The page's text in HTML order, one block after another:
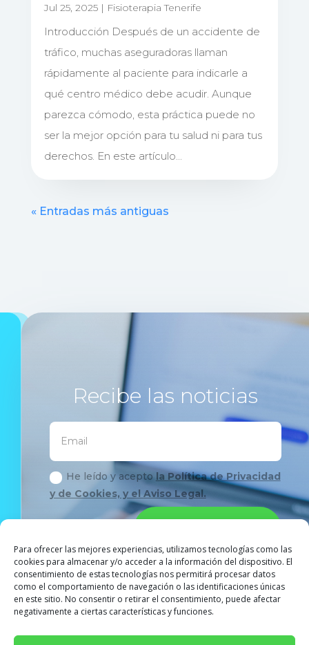
Para ofrecer las mejores experiencias, utilizamos tecnologías como las
cookies para almacenar y/o acceder a la información del dispositivo. El
consentimiento de estas tecnologías nos permitirá procesar datos
como el comportamiento de navegación o las identificaciones únicas
en este sitio. No consentir o retirar el consentimiento, puede afectar
negativamente a ciertas características y funciones.
Jul 25, 2025| Fisioterapia Tenerife
Introducción Después de un accidente de
tráfico, muchas aseguradoras llaman
rápidamente al paciente para indicarle a
qué centro médico debe acudir. Aunque
parezca cómodo, esta práctica puede no
ser la mejor opción para tu salud ni para tus
derechos. En este artículo...
« Entradas más antiguas
Recibe las noticias
He leído y acepto la Política de Privacidad
y de Cookies, y el Aviso Legal.